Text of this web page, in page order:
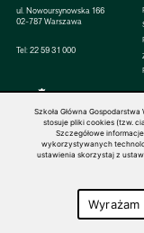
ul. Nowoursynowska 166
02-787 Warszawa
Tel:22 59 31 000
© 1816–2026
Szkoła Główna
stosuje pliki cookies (tzw.
Szczegółowe
wykorzystywanych
ustawienia skorzystaj z